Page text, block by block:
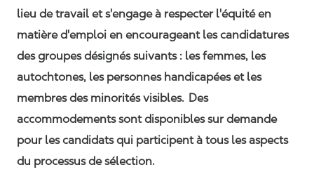
lieu de travail et s'engage à respecter l'équité en
matière d'emploi en encourageant les candidatures
des groupes désignés suivants : les femmes, les
autochtones, les personnes handicapées et les
membres des minorités visibles. Des
accommodements sont disponibles sur demande
pour les candidats qui participent à tous les aspects
du processus de sélection.